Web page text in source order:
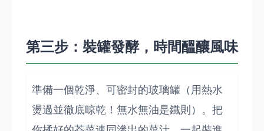
第三步：裝罐發酵，時間醞釀風味
準備一個乾淨、可密封的玻璃罐（用熱水
燙過並徹底晾乾！無水無油是鐵則）。把